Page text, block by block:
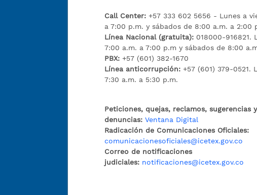
Call Center:+57 333 602 5656 - Lunes a
a 7:00 p.m. y sábados de 8:00 a.m. a 2:00
Línea Nacional (gratuita): 018000-916821.
7:00 a.m. a 7:00 p.m y sábados de 8:00
PBX:+57 (601) 382-1670
Línea anticorrupción:+57 (601) 379-0521.
7:30 a.m. a 5:30 p.m.
Peticiones, quejas, reclamos, sugerencias y
denuncias: Ventana Digital
Radicación de Comunicaciones Oficiales:
comunicacionesoficiales@icetex.gov.co
Correo de notificaciones
judiciales: notificaciones@icetex.gov.co